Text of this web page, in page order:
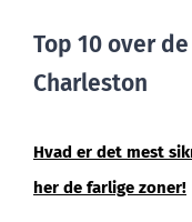
Top 10 over
Charleston
Hvad er det mest
her de farlige zoner!